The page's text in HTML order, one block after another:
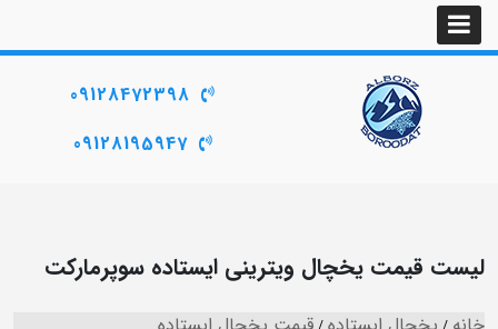
09128472398
09128195947
لیست قیمت یخچال ویترینی ایستاده سوپرمارکت